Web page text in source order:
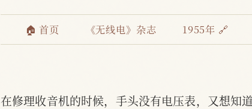
🏠 首页 《无线电》杂志 1955年 🔗
在修理收音机的时候，手头没有电压表，又想知